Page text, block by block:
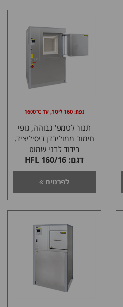
נפח: 160 ליטר, עד 1600°C
תנור לטמפ' גבוהה, גופי
חימום ממוליבדן דיסיליציד,
בידוד לבני שמוט
דגם: HFL 160/16
לפרטים